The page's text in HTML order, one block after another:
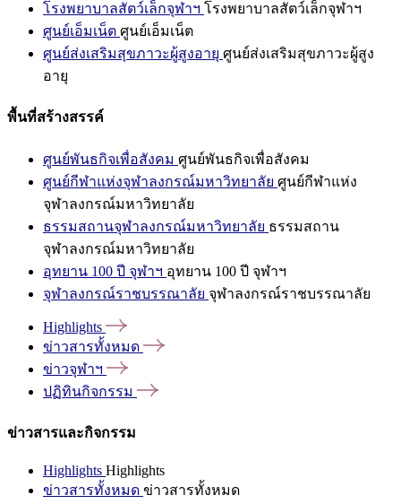
โรงพยาบาลสัตว์เล็กจุฬาฯ โรงพยาบาลสัตว์เล็กจุฬาฯ
ศูนย์เอ็มเน็ต ศูนย์เอ็มเน็ต
ศูนย์ส่งเสริมสุขภาวะผู้สูงอายุ ศูนย์ส่งเสริมสุขภาวะผู้สูง
อายุ
พื้นที่สร้างสรรค์
ศูนย์พันธกิจเพื่อสังคม ศูนย์พันธกิจเพื่อสังคม
ศูนย์กีฬาแห่งจุฬาลงกรณ์มหาวิทยาลัย ศูนย์กีฬาแห่ง
จุฬาลงกรณ์มหาวิทยาลัย
ธรรมสถานจุฬาลงกรณ์มหาวิทยาลัย ธรรมสถาน
จุฬาลงกรณ์มหาวิทยาลัย
อุทยาน 100 ปี จุฬาฯ อุทยาน 100 ปี จุฬาฯ
จุฬาลงกรณ์ราชบรรณาลัย จุฬาลงกรณ์ราชบรรณาลัย
Highlights
ข่าวสารทั้งหมด
ข่าวจุฬาฯ
ปฏิทินกิจกรรม
ข่าวสารและกิจกรรม
Highlights Highlights
ข่าวสารทั้งหมด ข่าวสารทั้งหมด